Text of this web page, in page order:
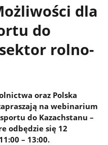
dla
do
rolno-
oraz Polska
na webinarium
do Kazachstanu –
odbędzie się 12
– 13:00.